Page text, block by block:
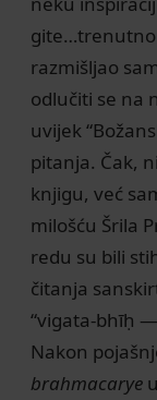
gite…trenutno
razmišljao
odlučiti se na
uvijek
pitanja. Čak,
knjigu, već
milošću Šrila
redu su bili
čitanja
“vigata-bhīḥ
Nakon
brahmacarye